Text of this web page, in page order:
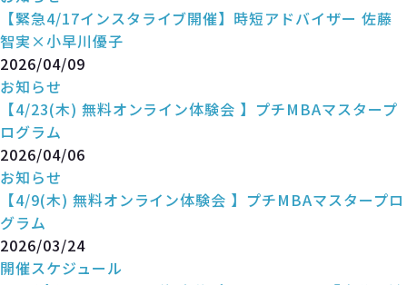
【緊急4/17インスタライブ開催】時短アドバイザー 佐藤
智実×小早川優子
2026/04/09
お知らせ
【4/23(木) 無料オンライン体験会 】プチMBAマスタープ
ログラム
2026/04/06
お知らせ
【4/9(木) 無料オンライン体験会 】プチMBAマスタープロ
グラム
2026/03/24
開催スケジュール